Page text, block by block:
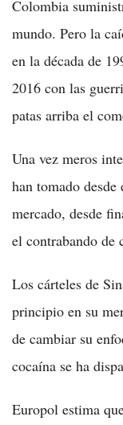
Colombia
mundo. Pero la
en la década de
2016 con las
patas arriba el
Una vez meros
han tomado
mercado, desde
el contrabando de
Los cárteles de
principio en su
de cambiar su
cocaína se ha
Europol estima